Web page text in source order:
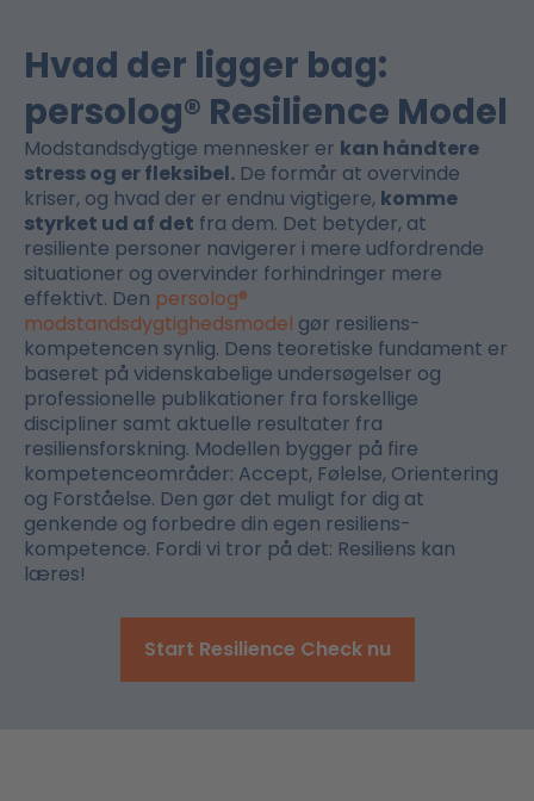
Hvad der ligger bag:
persolog® Resilience Model
Modstandsdygtige mennesker er kan håndtere
stress og er fleksibel. De formår at overvinde
kriser, og hvad der er endnu vigtigere, komme
styrket ud af det fra dem. Det betyder, at
resiliente personer navigerer i mere udfordrende
situationer og overvinder forhindringer mere
effektivt. Den persolog®
modstandsdygtighedsmodel gør resiliens-
kompetencen synlig. Dens teoretiske fundament er
baseret på videnskabelige undersøgelser og
professionelle publikationer fra forskellige
discipliner samt aktuelle resultater fra
resiliensforskning. Modellen bygger på fire
kompetenceområder: Accept, Følelse, Orientering
og Forståelse. Den gør det muligt for dig at
genkende og forbedre din egen resiliens-
kompetence. Fordi vi tror på det: Resiliens kan
læres!
Start Resilience Check nu